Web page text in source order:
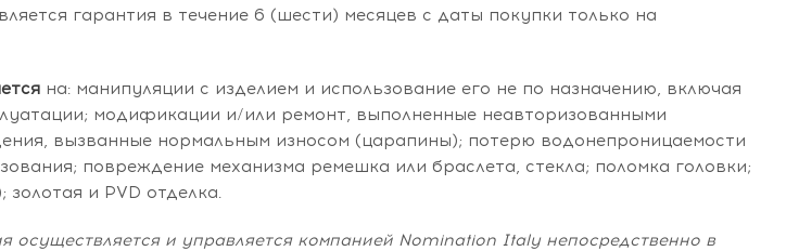
гарантия в течение 6 (шести) месяцев с даты покупки только на
на: манипуляции с изделием и использование его не по назначению, включая
модификации и/или ремонт, выполненные неавторизованными
вызванные нормальным износом (царапины); потерю водонепроницаемости
повреждение механизма ремешка или браслета, стекла; поломка головки;
и PVD отделка.
осуществляется и управляется компанией Nomination Italy непосредственно в